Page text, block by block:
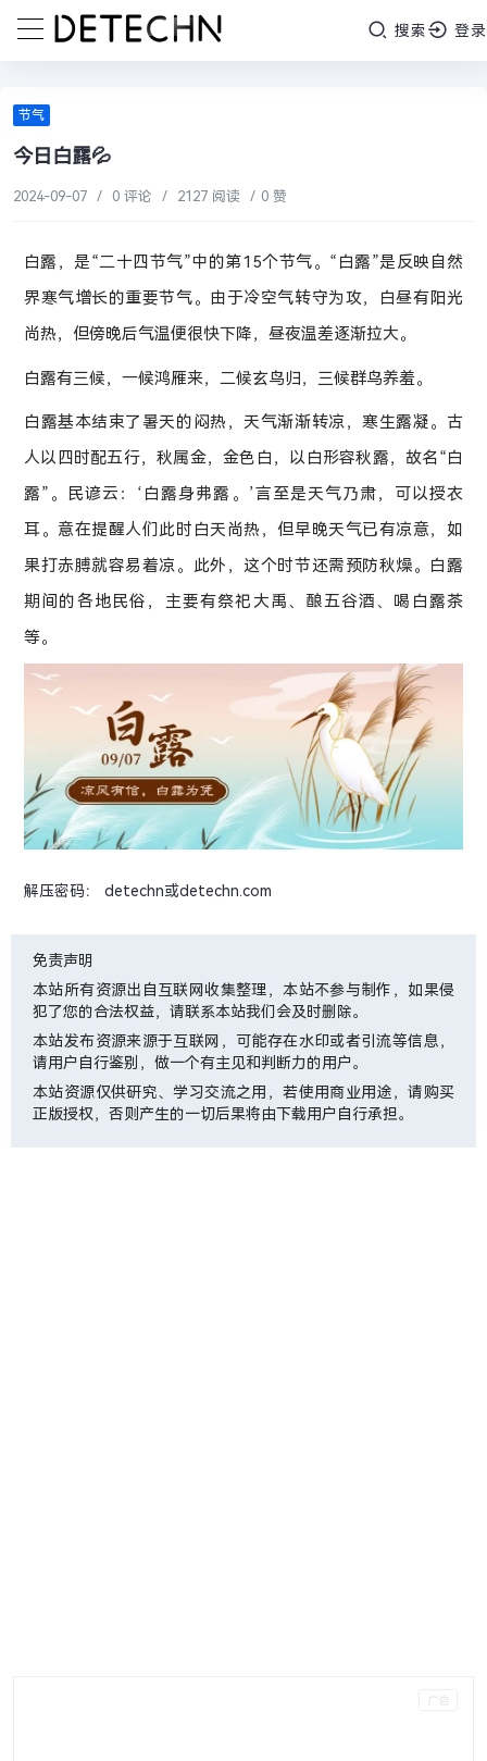
搜索 登录
节气
今日白露💦
2024-09-07 / 0 评论 / 2127 阅读 / 0 赞
白露，是“二十四节气”中的第15个节气。“白露”是反映自然
界寒气增长的重要节气。由于冷空气转守为攻，白昼有阳光
尚热，但傍晚后气温便很快下降，昼夜温差逐渐拉大。
白露有三候，一候鸿雁来，二候玄鸟归，三候群鸟养羞。
白露基本结束了暑天的闷热，天气渐渐转凉，寒生露凝。古
人以四时配五行，秋属金，金色白，以白形容秋露，故名“白
露”。民谚云：‘白露身弗露。’言至是天气乃肃，可以授衣
耳。意在提醒人们此时白天尚热，但早晚天气已有凉意，如
果打赤膊就容易着凉。此外，这个时节还需预防秋燥。白露
期间的各地民俗，主要有祭祀大禹、酿五谷酒、喝白露茶
等。
解压密码： detechn或detechn.com
免责声明
本站所有资源出自互联网收集整理，本站不参与制作，如果侵
犯了您的合法权益，请联系本站我们会及时删除。
本站发布资源来源于互联网，可能存在水印或者引流等信息，
请用户自行鉴别，做一个有主见和判断力的用户。
本站资源仅供研究、学习交流之用，若使用商业用途，请购买
正版授权，否则产生的一切后果将由下载用户自行承担。